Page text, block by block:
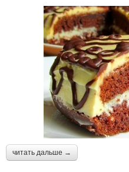
читать дальше →